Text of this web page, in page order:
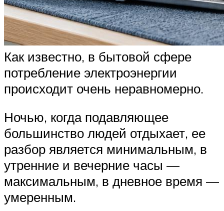
Как известно, в бытовой сфере
потребление электроэнергии
происходит очень неравномерно.
Ночью, когда подавляющее
большинство людей отдыхает, ее
разбор является минимальным, в
утренние и вечерние часы —
максимальным, в дневное время —
умеренным.